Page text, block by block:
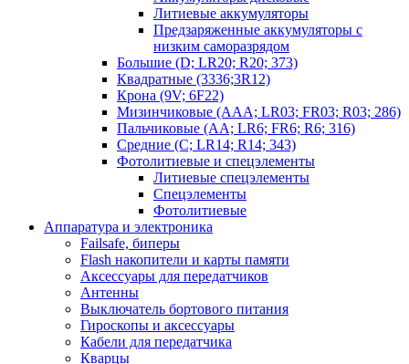
Литиевые аккумуляторы
Предзаряженные аккумуляторы с
низким саморазрядом
Большие (D; LR20; R20; 373)
Квадратные (3336;3R12)
Крона (9V; 6F22)
Мизинчиковые (AAA; LR03; FR03; R03; 286)
Пальчиковые (AA; LR6; FR6; R6; 316)
Средние (C; LR14; R14; 343)
Фотолитиевые и спецэлементы
Литиевые спецэлементы
Спецэлементы
Фотолитиевые
Аппаратура и электроника
Failsafe, биперы
Flash накопители и карты памяти
Аксессуары для передатчиков
Антенны
Выключатель бортового питания
Гироскопы и аксессуары
Кабели для передатчика
Кварцы